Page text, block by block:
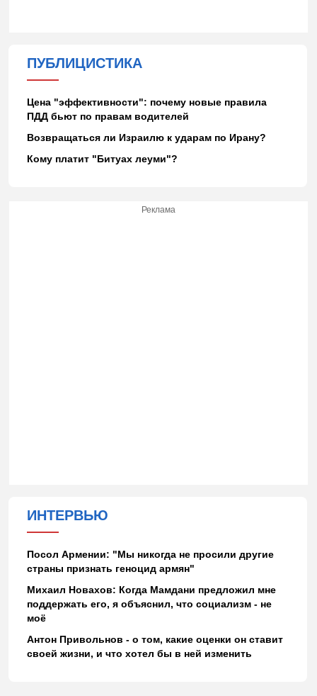
ПУБЛИЦИСТИКА
Цена "эффективности": почему новые правила
ПДД бьют по правам водителей
Возвращаться ли Израилю к ударам по Ирану?
Кому платит "Битуах леуми"?
Реклама
ИНТЕРВЬЮ
Посол Армении: "Мы никогда не просили другие
страны признать геноцид армян"
Михаил Новахов: Когда Мамдани предложил мне
поддержать его, я объяснил, что социализм - не
моё
Антон Привольнов - о том, какие оценки он ставит
своей жизни, и что хотел бы в ней изменить